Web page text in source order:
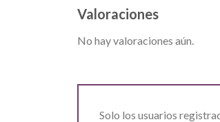
Valoraciones
No hay valoraciones aún.
Solo los usuarios